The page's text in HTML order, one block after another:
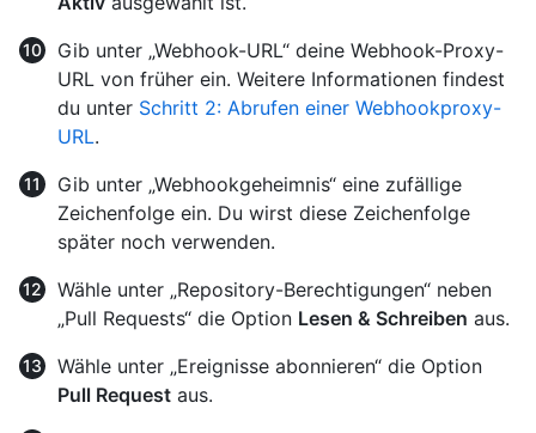
Gib unter „Webhook-URL“ deine Webhook-Proxy-
URL von früher ein. Weitere Informationen findest
du unter Schritt 2: Abrufen einer Webhookproxy-
URL.
Gib unter „Webhookgeheimnis“ eine zufällige
Zeichenfolge ein. Du wirst diese Zeichenfolge
später noch verwenden.
Wähle unter „Repository-Berechtigungen“ neben
„Pull Requests“ die Option Lesen & Schreiben aus.
Wähle unter „Ereignisse abonnieren“ die Option
Pull Request aus.